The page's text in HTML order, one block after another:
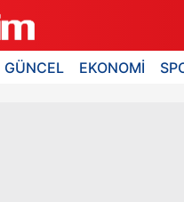
GÜNCEL EKONOMİ